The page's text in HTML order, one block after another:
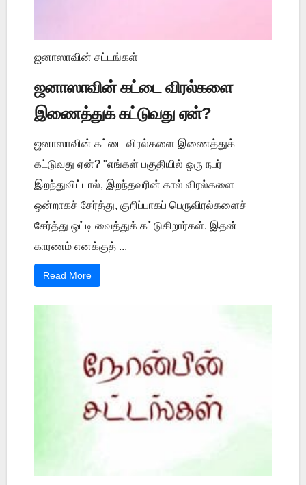
ஜனாஸாவின் சட்டங்கள்
ஜனாஸாவின் கட்டை விரல்களை
இணைத்துக் கட்டுவது ஏன்?
ஜனாஸாவின் கட்டை விரல்களை இணைத்துக்
கட்டுவது ஏன்? "எங்கள் பகுதியில் ஒரு நபர்
இறந்துவிட்டால், இறந்தவரின் கால் விரல்களை
ஒன்றாகச் சேர்த்து, குறிப்பாகப் பெருவிரல்களைச்
சேர்த்து ஒட்டி வைத்துக் கட்டுகிறார்கள். இதன்
காரணம் எனக்குத் ...
Read More